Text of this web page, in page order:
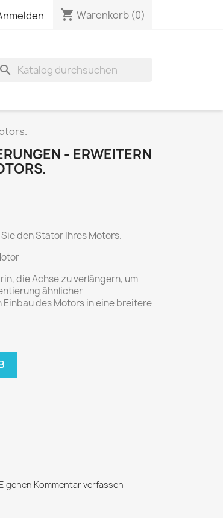
shopping_cart Warenkorb (0)
search
- ERWEITERN
den Stator Ihres Motors.
die Achse zu verlängern, um
ähnlicher
des Motors in eine breitere
Eigenen Kommentar verfassen